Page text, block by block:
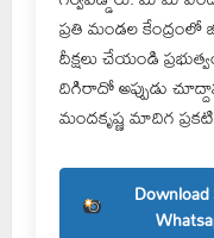
ప్రతి మండల కేంద్రంలో
దీక్షలు చేయండి
దిగిరాదో అప్పుడు
మందకృష్ణ మాదిగ
Download